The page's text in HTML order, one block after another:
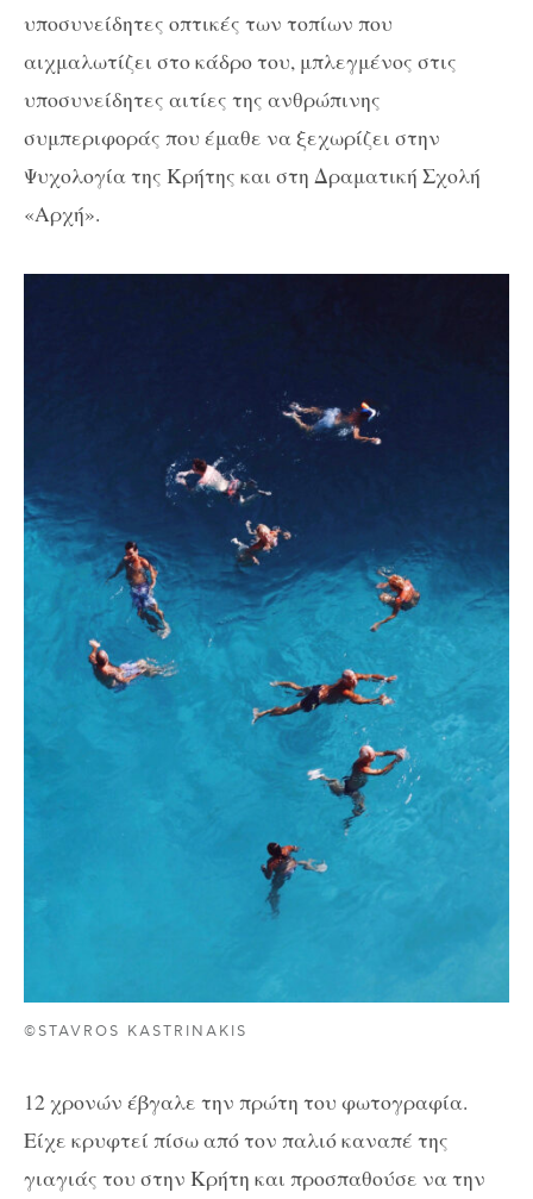
υποσυνείδητες οπτικές των τοπίων που
αιχμαλωτίζει στο κάδρο του, μπλεγμένος στις
υποσυνείδητες αιτίες της ανθρώπινης
συμπεριφοράς που έμαθε να ξεχωρίζει στην
Ψυχολογία της Κρήτης και στη Δραματική Σχολή
«Αρχή».
©STAVROS KASTRINAKIS
12 χρονών έβγαλε την πρώτη του φωτογραφία.
Είχε κρυφτεί πίσω από τον παλιό καναπέ της
γιαγιάς του στην Κρήτη και προσπαθούσε να την